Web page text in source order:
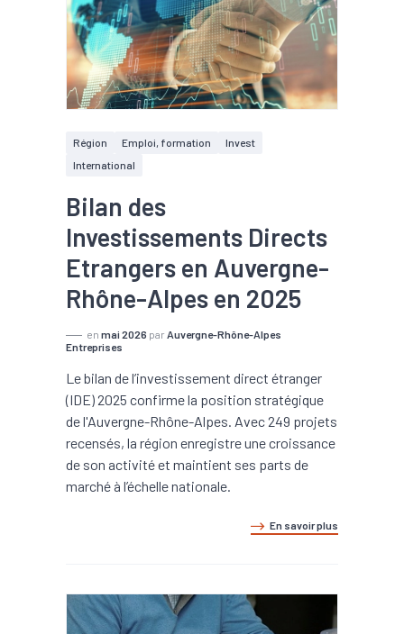
Région Emploi, formation
Invest
International
Bilan des
Investissements Directs
Etrangers en Auvergne-
Rhône-Alpes en 2025
en mai 2026 par Auvergne-Rhône-Alpes
Entreprises
Le bilan de l’investissement direct étranger
(IDE) 2025 confirme la position stratégique
de l'Auvergne-Rhône-Alpes. Avec 249 projets
recensés, la région enregistre une croissance
de son activité et maintient ses parts de
marché à l’échelle nationale.
En savoir plus